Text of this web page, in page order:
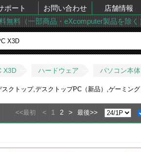
ポート お問い合わせ 店舗情報
無料（一部商品・eXcomputer製品を除く
X3D ハードウェア パソコン本体
クトップ,デスクトップPC（新品）,ゲーミン
<<最初 < 1 2 > 最後>>